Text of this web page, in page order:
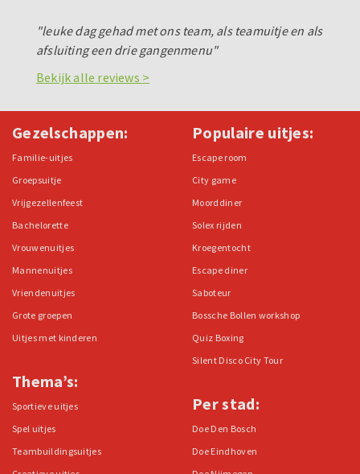
"leuke dag gehad met ons team, als teamuitje en als
afsluiting een drie gangenmenu"
Bekijk alle reviews >
Gezelschappen:
Familie-uitjes
Groepsuitje
Vrijgezellenfeest
Bachelorette
Vrouwenuitjes
Mannenuitjes
Vriendenuitjes
Grote groepen
Uitjes met kinderen
Thema’s:
Sportieve uitjes
Spel uitjes
Teambuildingsuitjes
Populaire uitjes:
Escape room
City game
Moorddiner
Solex rijden
Kroegentocht
Escape diner
Saboteur
Bossche Bollen workshop
Quiz Boxing
Silent Disco City Tour
Per stad:
Doe Den Bosch
Doe Eindhoven